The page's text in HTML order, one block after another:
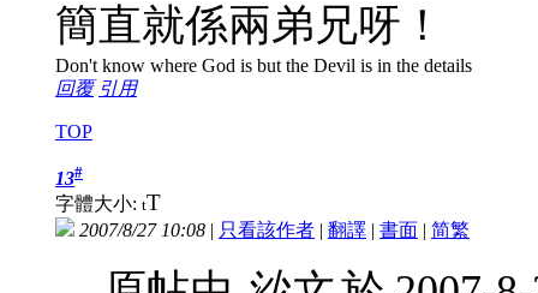
簡直就係兩弟兄呀！
Don't know where God is but the Devil is in the details
回覆 引用
TOP
13#
字體大小: tT
2007/8/27 10:08 | 只看該作者 | 翻譯 | 書面 | 简繁